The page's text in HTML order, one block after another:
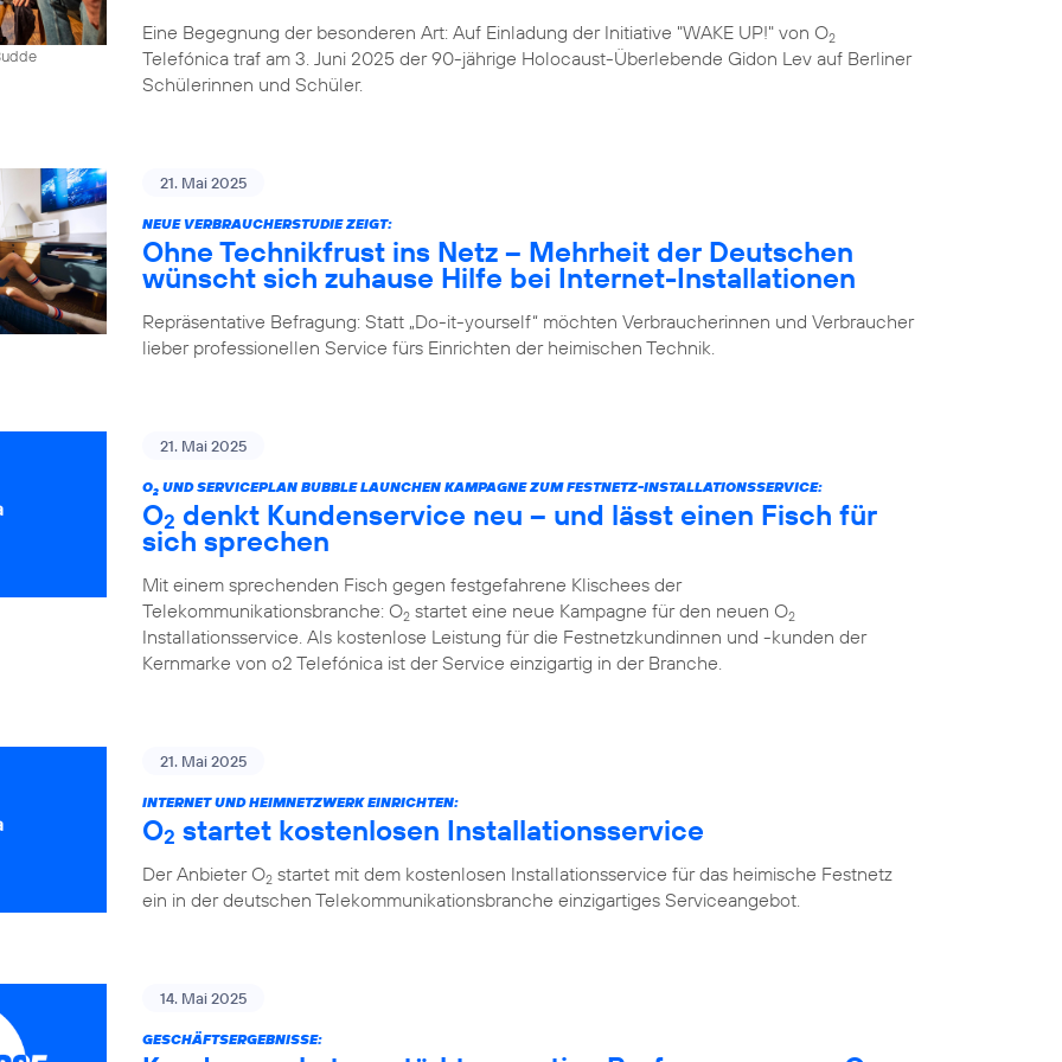
Eine Begegnung der besonderen Art: Auf Einladung der Initiative "WAKE UP!" von O2
Telefónica traf am 3. Juni 2025 der 90-jährige Holocaust-Überlebende Gidon Lev auf Berliner
Schülerinnen und Schüler.
21. Mai 2025
NEUE VERBRAUCHERSTUDIE ZEIGT:
Ohne Technikfrust ins Netz – Mehrheit der Deutschen
wünscht sich zuhause Hilfe bei Internet-Installationen
Repräsentative Befragung: Statt „Do-it-yourself“ möchten Verbraucherinnen und Verbraucher
lieber professionellen Service fürs Einrichten der heimischen Technik.
21. Mai 2025
O2 UND SERVICEPLAN BUBBLE LAUNCHEN KAMPAGNE ZUM FESTNETZ-INSTALLATIONSSERVICE:
O2 denkt Kundenservice neu – und lässt einen Fisch für
sich sprechen
Mit einem sprechenden Fisch gegen festgefahrene Klischees der
Telekommunikationsbranche: O2 startet eine neue Kampagne für den neuen O2
Installationsservice. Als kostenlose Leistung für die Festnetzkundinnen und -kunden der
Kernmarke von o2 Telefónica ist der Service einzigartig in der Branche.
21. Mai 2025
INTERNET UND HEIMNETZWERK EINRICHTEN:
O2 startet kostenlosen Installationsservice
Der Anbieter O2 startet mit dem kostenlosen Installationsservice für das heimische Festnetz
ein in der deutschen Telekommunikationsbranche einzigartiges Serviceangebot.
14. Mai 2025
GESCHÄFTSERGEBNISSE: